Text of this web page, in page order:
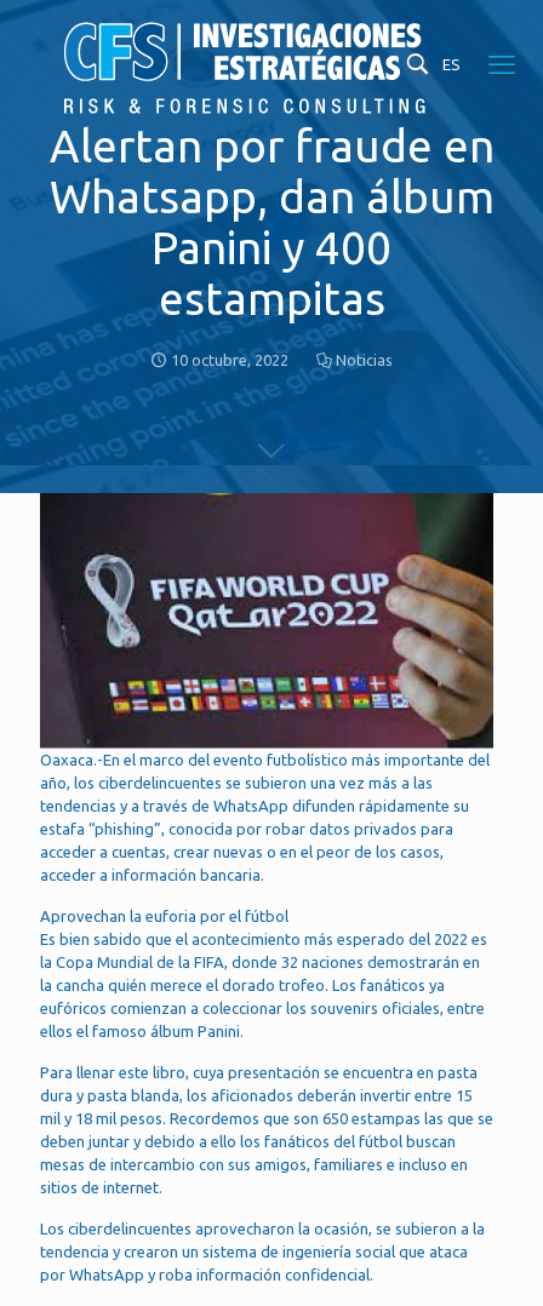
ES
Alertan por fraude en
Whatsapp, dan álbum
Panini y 400
estampitas
10 octubre, 2022 Noticias
Oaxaca.-En el marco del evento futbolístico más importante del
año, los ciberdelincuentes se subieron una vez más a las
tendencias y a través de WhatsApp difunden rápidamente su
estafa “phishing”, conocida por robar datos privados para
acceder a cuentas, crear nuevas o en el peor de los casos,
acceder a información bancaria.
Aprovechan la euforia por el fútbol
Es bien sabido que el acontecimiento más esperado del 2022 es
la Copa Mundial de la FIFA, donde 32 naciones demostrarán en
la cancha quién merece el dorado trofeo. Los fanáticos ya
eufóricos comienzan a coleccionar los souvenirs oficiales, entre
ellos el famoso álbum Panini.
Para llenar este libro, cuya presentación se encuentra en pasta
dura y pasta blanda, los aficionados deberán invertir entre 15
mil y 18 mil pesos. Recordemos que son 650 estampas las que se
deben juntar y debido a ello los fanáticos del fútbol buscan
mesas de intercambio con sus amigos, familiares e incluso en
sitios de internet.
Los ciberdelincuentes aprovecharon la ocasión, se subieron a la
tendencia y crearon un sistema de ingeniería social que ataca
por WhatsApp y roba información confidencial.